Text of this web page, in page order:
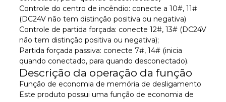
Controle do centro de incêndio: conecte a 10#, 11#
(DC24V não tem distinção positiva ou negativa)
Controle de partida forçada: conecte 12#, 13# (DC24V
não tem distinção positiva ou negativa);
Partida forçada passiva: conecte 7#, 14# (inicia
quando conectado, para quando desconectado).
Descrição da operação da função
Função de economia de memória de desligamento
Este produto possui uma função de economia de